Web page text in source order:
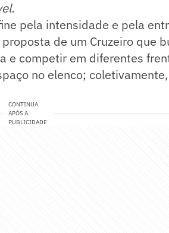
pela intensidade e pela
de um Cruzeiro que
e competir em diferentes
no elenco;
CONTINUA
APÓS A
PUBLICIDADE